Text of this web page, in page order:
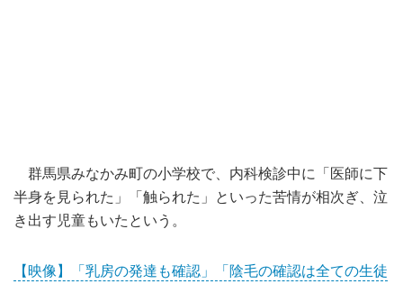
群馬県みなかみ町の小学校で、内科検診中に「医師に下
半身を見られた」「触られた」といった苦情が相次ぎ、泣
き出す児童もいたという。
【映像】「乳房の発達も確認」「陰毛の確認は全ての生徒